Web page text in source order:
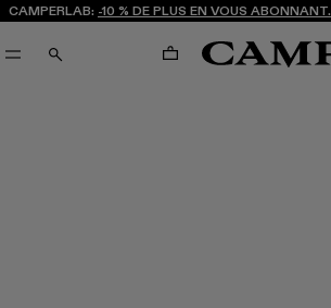
CAMPERLAB: -10 % DE PLUS EN VOUS ABONNANT.
RECHERCHE PANIER